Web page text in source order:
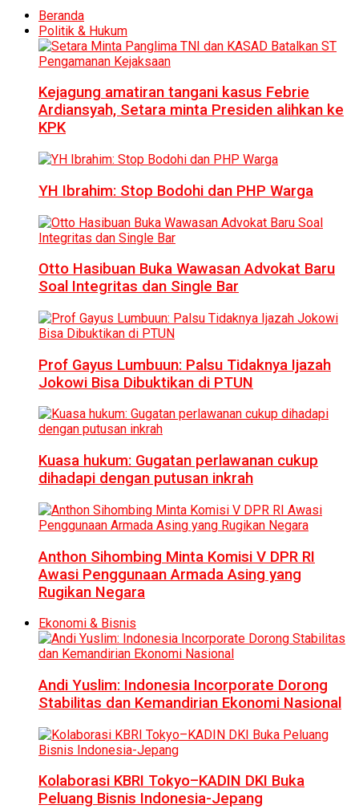
Beranda
Politik & Hukum
Kejagung amatiran tangani kasus Febrie
Ardiansyah, Setara minta Presiden alihkan ke
KPK
YH Ibrahim: Stop Bodohi dan PHP Warga
Otto Hasibuan Buka Wawasan Advokat Baru
Soal Integritas dan Single Bar
Prof Gayus Lumbuun: Palsu Tidaknya Ijazah
Jokowi Bisa Dibuktikan di PTUN
Kuasa hukum: Gugatan perlawanan cukup
dihadapi dengan putusan inkrah
Anthon Sihombing Minta Komisi V DPR RI
Awasi Penggunaan Armada Asing yang
Rugikan Negara
Ekonomi & Bisnis
Andi Yuslim: Indonesia Incorporate Dorong
Stabilitas dan Kemandirian Ekonomi Nasional
Kolaborasi KBRI Tokyo–KADIN DKI Buka
Peluang Bisnis Indonesia-Jepang